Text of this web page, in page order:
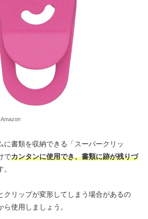
に書類を収納できる「スーパークリッ
でカンタンに使用でき、書類に跡が残りづ
クリップが変形してしまう場合があるの
使用しましょう。